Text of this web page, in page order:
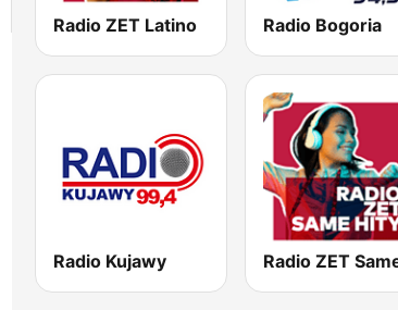
Radio ZET Latino Radio Bogoria
Radio Kujawy